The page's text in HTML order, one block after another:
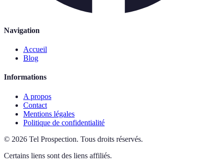
Navigation
Accueil
Blog
Informations
A propos
Contact
Mentions légales
Politique de confidentialité
© 2026 Tel Prospection. Tous droits réservés.
Certains liens sont des liens affiliés.